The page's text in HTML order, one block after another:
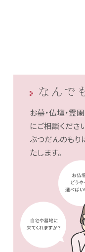
なんで
お墓・仏壇・霊
にご相談くださ
ぶつだんのもり
たします。